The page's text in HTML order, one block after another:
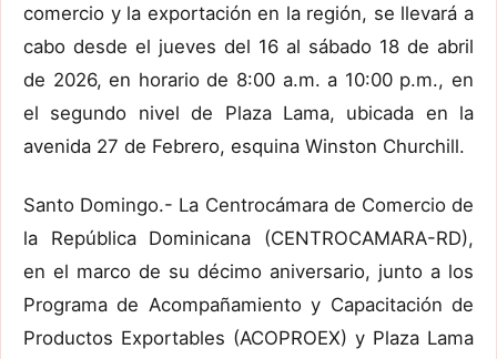
comercio y la exportación en la región, se llevará a
cabo desde el jueves del 16 al sábado 18 de abril
de 2026, en horario de 8:00 a.m. a 10:00 p.m., en
el segundo nivel de Plaza Lama, ubicada en la
avenida 27 de Febrero, esquina Winston Churchill.
Santo Domingo.- La Centrocámara de Comercio de
la República Dominicana (CENTROCAMARA-RD),
en el marco de su décimo aniversario, junto a los
Programa de Acompañamiento y Capacitación de
Productos Exportables (ACOPROEX) y Plaza Lama